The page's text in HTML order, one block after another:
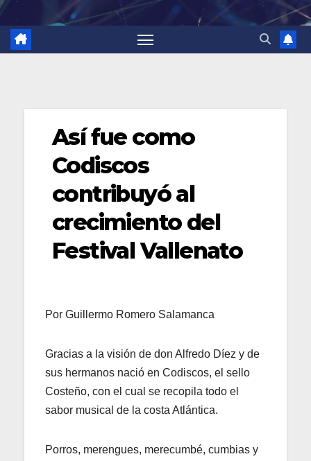
Así fue como
Codiscos
contribuyó al
crecimiento del
Festival Vallenato
Por Guillermo Romero Salamanca
Gracias a la visión de don Alfredo Díez y de
sus hermanos nació en Codiscos, el sello
Costeño, con el cual se recopila todo el
sabor musical de la costa Atlántica.
Porros, merengues, merecumbé, cumbias y